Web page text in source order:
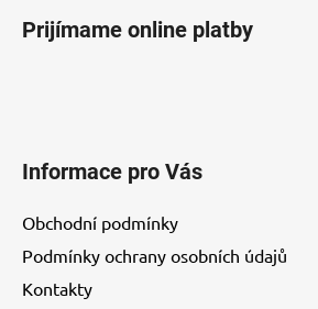
Prijímame online platby
Informace pro Vás
Obchodní podmínky
Podmínky ochrany osobních údajů
Kontakty